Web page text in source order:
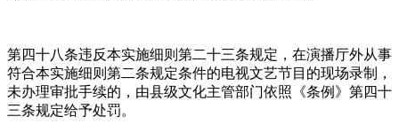
第四十八条违反本实施细则第二十三条规定，在演播厅外从事
符合本实施细则第二条规定条件的电视文艺节目的现场录制，
未办理审批手续的，由县级文化主管部门依照《条例》第四十
三条规定给予处罚。